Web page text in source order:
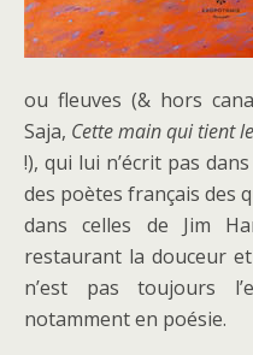
ou fleuves (& hors
Saja, Cette main qui tient
!), qui lui n’écrit pas
des poètes français des
dans celles de Jim
restaurant la douceur
n’est pas toujours
notamment en poésie.